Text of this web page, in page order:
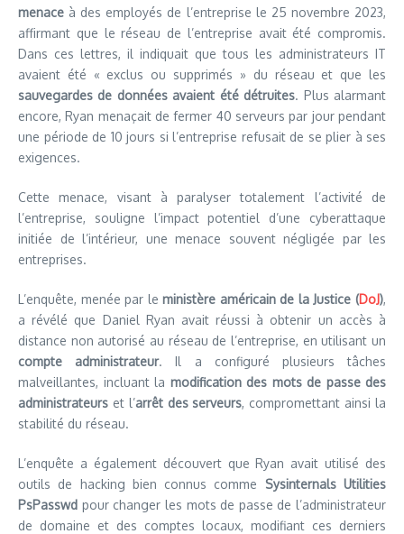
menace à des employés de l’entreprise le 25 novembre 2023,
affirmant que le réseau de l’entreprise avait été compromis.
Dans ces lettres, il indiquait que tous les administrateurs IT
avaient été « exclus ou supprimés » du réseau et que les
sauvegardes de données avaient été détruites. Plus alarmant
encore, Ryan menaçait de fermer 40 serveurs par jour pendant
une période de 10 jours si l’entreprise refusait de se plier à ses
exigences.
Cette menace, visant à paralyser totalement l’activité de
l’entreprise, souligne l’impact potentiel d’une cyberattaque
initiée de l’intérieur, une menace souvent négligée par les
entreprises.
L’enquête, menée par leministère américain de la Justice (DoJ),
a révélé que Daniel Ryan avait réussi à obtenir un accès à
distance non autorisé au réseau de l’entreprise, en utilisant un
compte administrateur. Il a configuré plusieurs tâches
malveillantes, incluant la modification des mots de passe des
administrateurs et l’arrêt des serveurs, compromettant ainsi la
stabilité du réseau.
L’enquête a également découvert que Ryan avait utilisé des
outils de hacking bien connus comme Sysinternals Utilities
PsPasswd pour changer les mots de passe de l’administrateur
de domaine et des comptes locaux, modifiant ces derniers